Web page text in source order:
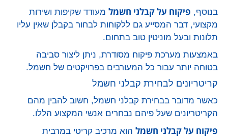
בנוסף, פיקוח על קבלני חשמלמעודד שקיפות ושירות
מקצועי, דבר המסייע גם ללקוחות לבחור בקבלן שאין עליו
תלונות ובעל מוניטין טוב בתחום.
באמצעות מערכת פיקוח מסודרת, ניתן ליצור סביבה
בטוחה יותר עבור כל המעורבים בפרויקטים של חשמל.
קריטריונים לבחירת קבלני חשמל
כאשר מדובר בבחירת קבלני חשמל, חשוב להבין מהם
הקריטריונים שעל פיהם נבחרים אנשי המקצוע הללו.
פיקוח על קבלני חשמלהוא מרכיב קריטי במרבית